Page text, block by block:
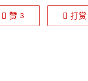
赞 3 打赏